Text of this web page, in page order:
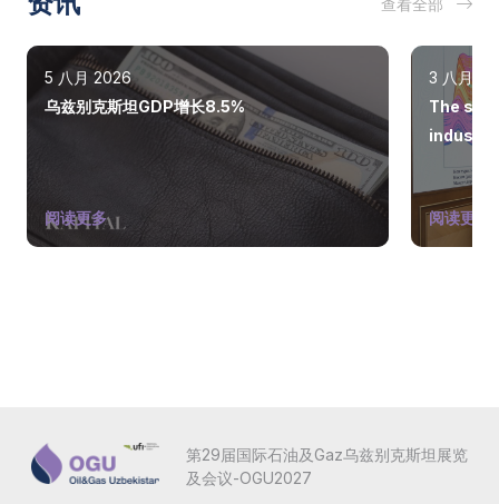
5 八月 2026
乌兹别克斯坦GDP增长8.5%
阅读更多
3 八月
The
industry
阅读更多
第29届国际石油及Gaz乌兹别克斯坦展览
及会议-OGU2027